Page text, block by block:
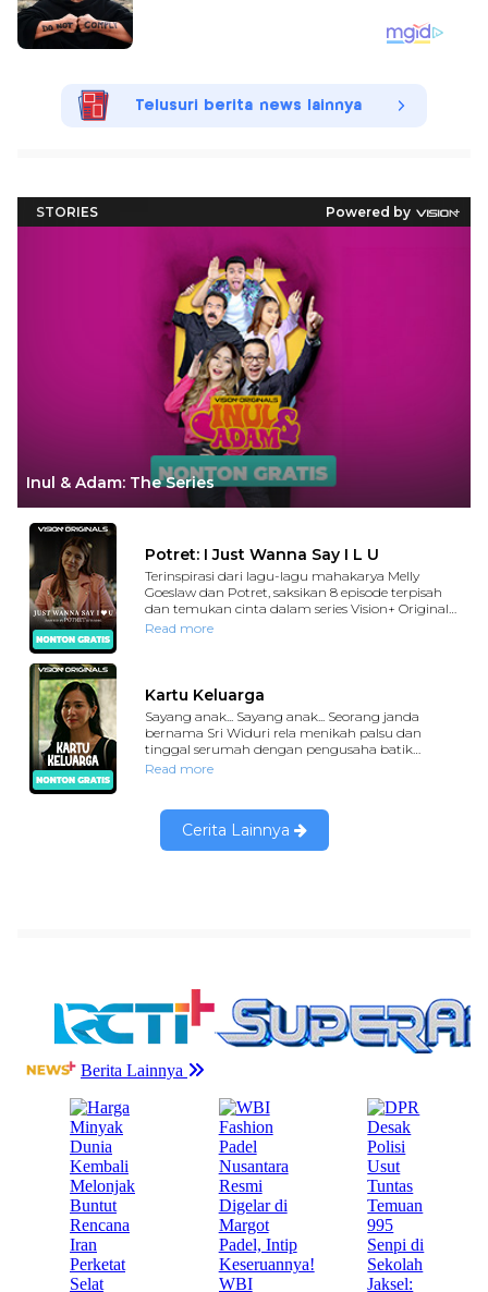
Telusuri berita news lainnya